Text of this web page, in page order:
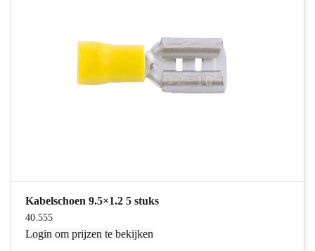
Kabelschoen 9.5×1.2 5 stuks
40.555
Login om prijzen te bekijken